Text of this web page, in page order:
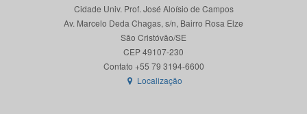
Cidade Univ. Prof. José Aloísio de Campos
Av. Marcelo Deda Chagas, s/n, Bairro Rosa Elze
São Cristóvão/SE
CEP 49107-230
Localização